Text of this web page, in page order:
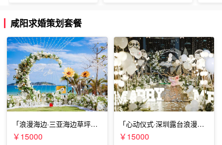
咸阳求婚策划套餐
「浪漫海边·三亚海边草坪浪
漫求婚」
￥15000
「心动仪式·深圳露台浪漫求
婚」
￥15000